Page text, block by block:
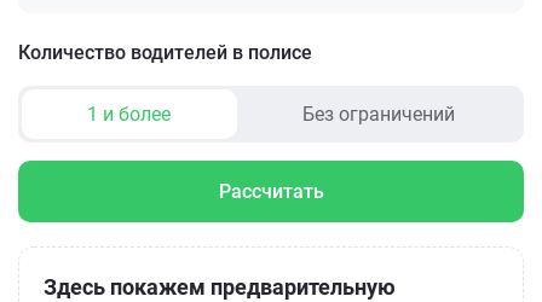
Количество водителей в полисе
1 и более Без ограничений
Рассчитать
Здесь покажем предварительную